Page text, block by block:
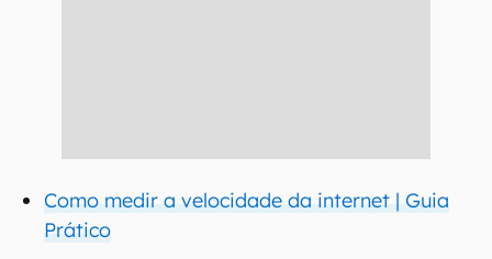
Como medir a velocidade da internet | Guia
Prático